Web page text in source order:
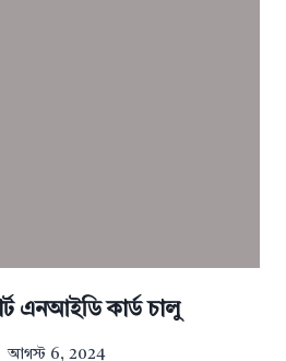
এনআইডি কার্ড চালু
আগস্ট 6, 2024